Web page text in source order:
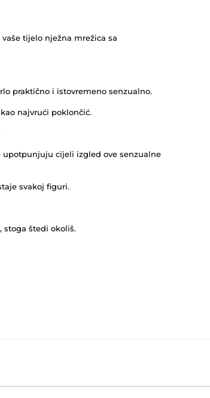
tijelo nježna mrežica sa
praktično i istovremeno senzualno.
najvrući poklončić.
upotpunjuju cijeli izgled ove senzualne
svakoj figuri.
stoga štedi okoliš.